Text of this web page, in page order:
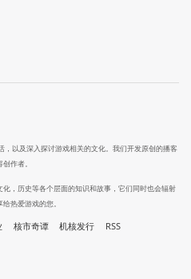
以及深入探讨游戏相关的文化。我们开发原创的播客
作者。
，历史等各个层面的知识和故事，它们同时也会辐射
热爱游戏的您。
核市奇谭 机核发行 RSS